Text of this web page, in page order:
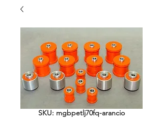
SKU: mgbpetlj70fq-arancio